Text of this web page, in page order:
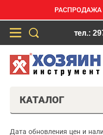
РАСПРОДАЖА
тел.:
КАТАЛОГ
Дата обновления цен и